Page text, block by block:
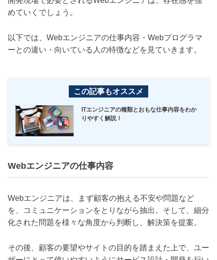
めていくでしょう。
以下では、Webエンジニアの仕事内容・Webプログラマ
ーとの違い・向いている人の特徴などを見ていきます。
この記事もオススメ
ITエンジニアの種類とおもな仕事内容をわか
りやすく解説！
Webエンジニアの仕事内容
Webエンジニアは、まず顧客の抱える不安や問題など
を、コミュニケーションをとりながら抽出。 そして、細分
化された問題を様々な角度から判断し、解決策を提案。
その後、顧客の要望やサイトの目的を踏まえた上で、ユー